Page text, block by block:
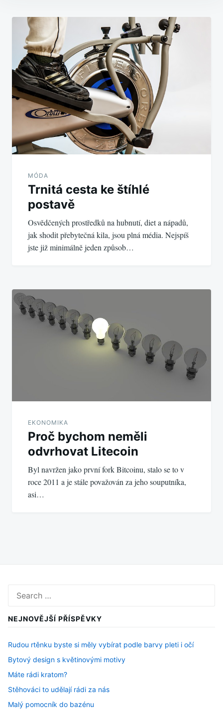
Navigace
pro
příspěvek
MÓDA
Trnitá cesta ke štíhlé
postavě
Osvědčených prostředků na hubnutí, diet a nápadů,
jak shodit přebytečná kila, jsou plná média. Nejspíš
jste již minimálně jeden způsob…
EKONOMIKA
Proč bychom neměli
odvrhovat Litecoin
Byl navržen jako první fork Bitcoinu, stalo se to v
roce 2011 a je stále považován za jeho souputníka,
asi…
for:
NEJNOVĚJŠÍ PŘÍSPĚVKY
Rudou rtěnku byste si měly vybírat podle barvy pleti i očí
Bytový design s květinovými motivy
Máte rádi kratom?
Stěhováci to udělají rádi za nás
Malý pomocník do bazénu